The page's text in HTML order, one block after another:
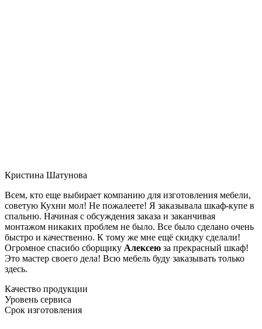
Кристина Шатунова
Всем, кто еще выбирает компанию для изготовления мебели,
советую Кухни мол! Не пожалеете! Я заказывала шкаф-купе в
спальню. Начиная с обсуждения заказа и заканчивая
монтажом никаких проблем не было. Все было сделано очень
быстро и качественно. К тому же мне ещё скидку сделали!
Огромное спасибо сборщику Алексею за прекрасный шкаф!
Это мастер своего дела! Всю мебель буду заказывать только
здесь.
Качество продукции
Уровень сервиса
Срок изготовления